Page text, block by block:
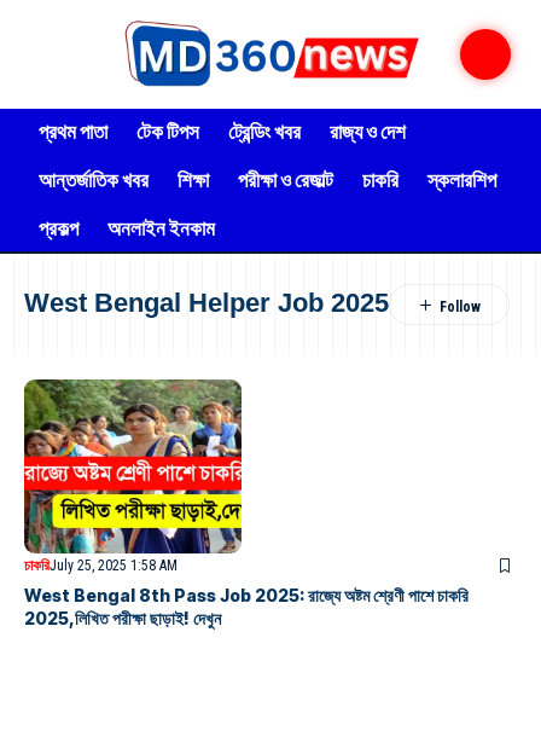
প্রথম পাতা টেক টিপস ট্রেন্ডিং খবর
রাজ্য ও দেশ
আন্তর্জাতিক খবর
শিক্ষা পরীক্ষা ও রেজাল্ট চাকরি
স্কলারশিপ
প্রকল্প
অনলাইন ইনকাম
West Bengal Helper Job 2025
চাকরিJuly 25, 2025 1:58 AM
West Bengal 8th Pass Job 2025: রাজ্যে অষ্টম শ্রেণী পাশে চাকরি
2025,লিখিত পরীক্ষা ছাড়াই! দেখুন